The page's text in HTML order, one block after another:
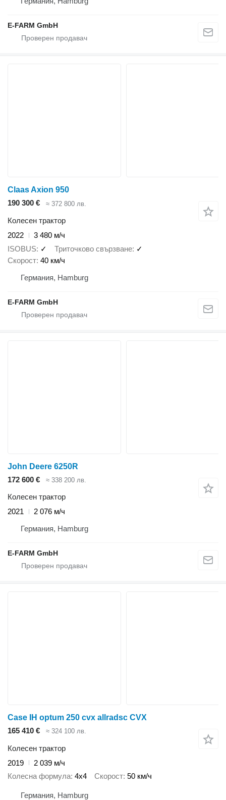
E-FARM GmbH
Claas Axion 950
190 300 €
≈ 372 800 лв.
Колесен трактор
2022
3 480 м/ч
ISOBUS ✓ Триточково свързване ✓
Скорост 40 км/ч
Германия, Hamburg
E-FARM GmbH
John Deere 6250R
172 600 €
≈ 338 200 лв.
Колесен трактор
2021
2 076 м/ч
Германия, Hamburg
E-FARM GmbH
Case IH optum 250 cvx allradsc CVX
165 410 €
≈ 324 100 лв.
Колесен трактор
2019
2 039 м/ч
Колесна формула 4x4 Скорост 50 км/ч
Германия, Hamburg